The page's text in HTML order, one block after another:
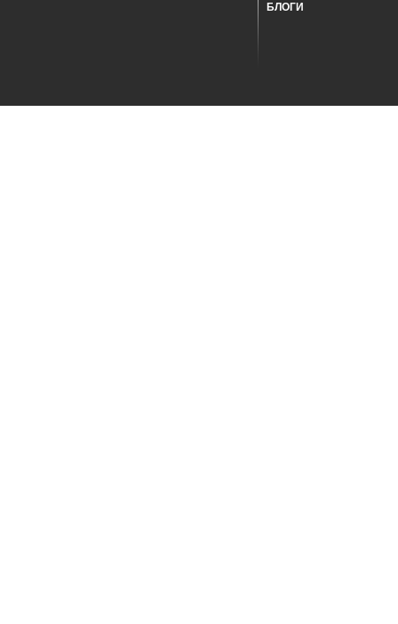
БЛОГИ